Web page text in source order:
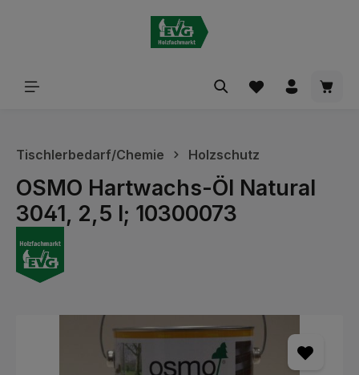
Tischlerbedarf/Chemie Holzschutz
OSMO Hartwachs-Öl Natural
3041, 2,5 l; 10300073
Bildergalerie überspringen